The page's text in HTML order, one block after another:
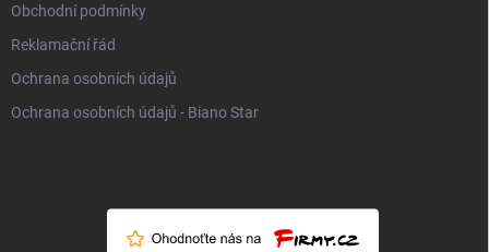
Obchodní podmínky
Reklamační řád
Ochrana osobních údajů
Ochrana osobních údajů - Biano Star